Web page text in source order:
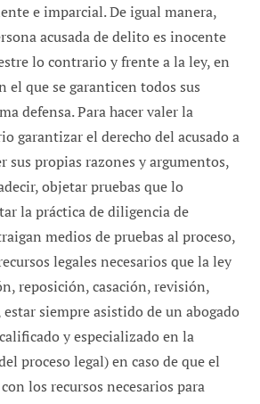
e imparcial. De igual manera,
acusada de delito es inocente
lo contrario y frente a la ley, en
el que se garanticen todos sus
defensa. Para hacer valer la
garantizar el derecho del acusado a
sus propias razones y argumentos,
objetar pruebas que lo
la práctica de diligencia de
medios de pruebas al proceso,
legales necesarios que la ley
reposición, casación, revisión,
siempre asistido de un abogado
y especializado en la
proceso legal) en caso de que el
los recursos necesarios para